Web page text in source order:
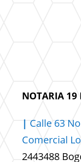
NOTARIA 19
| Calle 63
Comercial
2443488